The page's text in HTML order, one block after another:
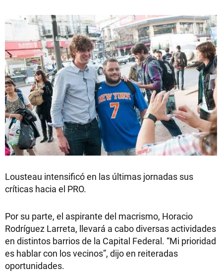
Lousteau intensificó en las últimas jornadas sus
críticas hacia el PRO.
Por su parte, el aspirante del macrismo, Horacio
Rodríguez Larreta, llevará a cabo diversas actividades
en distintos barrios de la Capital Federal. “Mi prioridad
es hablar con los vecinos”, dijo en reiteradas
oportunidades.